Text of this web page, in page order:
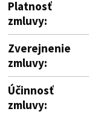
Platnosť
zmluvy:
Zverejnenie
zmluvy:
Účinnosť
zmluvy: